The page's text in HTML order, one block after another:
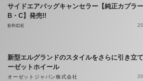
サイドエアバッグキャンセラー【純正カプラ
B・C】発売!!
BRIDE
新型エルグランドのスタイルをさらに引き立
ーゼットホイール
オーゼットジャパン株式会社